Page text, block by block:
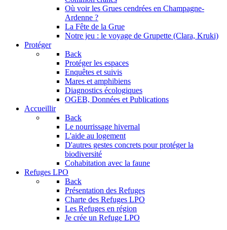
Où voir les Grues cendrées en Champagne-
Ardenne ?
La Fête de la Grue
Notre jeu : le voyage de Grupette (Clara, Kruki)
Protéger
Back
Protéger les espaces
Enquêtes et suivis
Mares et amphibiens
Diagnostics écologiques
OGEB, Données et Publications
Accueillir
Back
Le nourrissage hivernal
L'aide au logement
D'autres gestes concrets pour protéger la
biodiversité
Cohabitation avec la faune
Refuges LPO
Back
Présentation des Refuges
Charte des Refuges LPO
Les Refuges en région
Je crée un Refuge LPO